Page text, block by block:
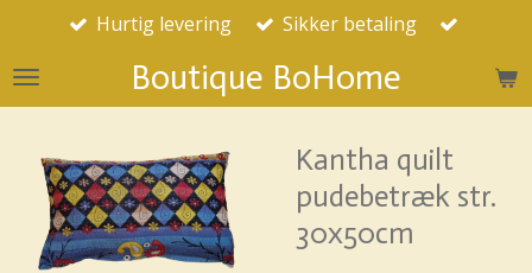
Spring
hovedindhold Boutique BoHome
Hurtig levering Sikker betaling
Kantha quilt
pudebetræk str.
30x50cm